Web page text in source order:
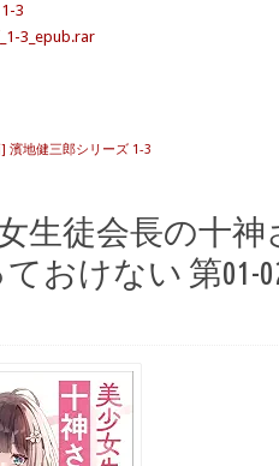
3
3_epub.rar
濱地健三郎シリーズ 1-3
生徒会長の十
おけない 第01-